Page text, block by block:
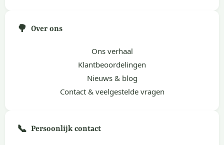
🌳 Over ons
Ons verhaal
Klantbeoordelingen
Nieuws & blog
Contact & veelgestelde vragen
📞 Persoonlijk contact